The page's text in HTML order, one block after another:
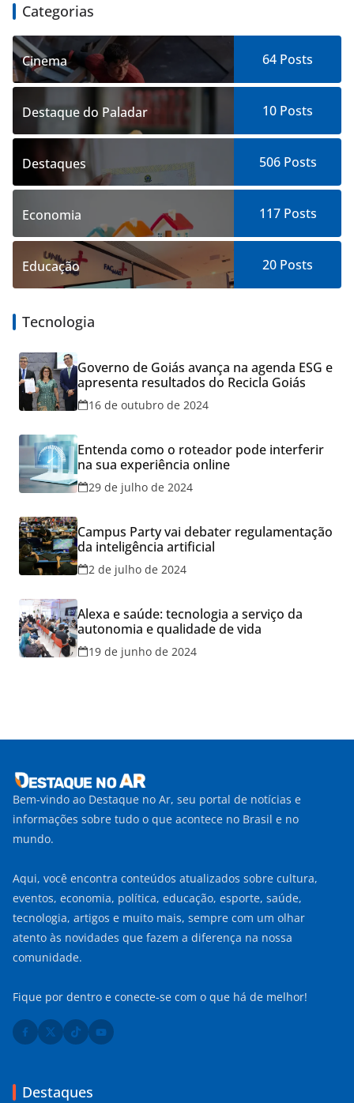
Categorias
Cinema 64 Posts
Destaque do Paladar 10 Posts
Destaques 506Posts
Economia 117Posts
Educação 20 Posts
Tecnologia
Governo de Goiás avança na agenda ESG e
apresenta resultados do Recicla Goiás
16 de outubro de 2024
Entenda como o roteador pode interferir
na sua experiência online
29 de julho de 2024
Campus Party vai debater regulamentação
da inteligência artificial
2 de julho de 2024
Alexa e saúde: tecnologia a serviço da
autonomia e qualidade de vida
19 de junho de 2024
Bem-vindo ao Destaque no Ar, seu portal de notícias e
informações sobre tudo o que acontece no Brasil e no
mundo.
Aqui, você encontra conteúdos atualizados sobre cultura,
eventos, economia, política, educação, esporte, saúde,
tecnologia, artigos e muito mais, sempre com um olhar
atento às novidades que fazem a diferença na nossa
comunidade.
Fique por dentro e conecte-se com o que há de melhor!
Destaques